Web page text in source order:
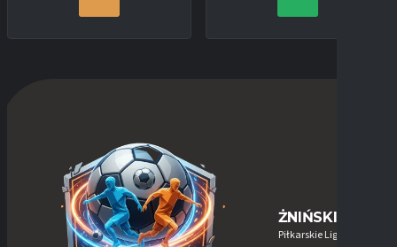
ŻNIŃSKIE-LIGI
Piłkarskie Ligi w Żninie